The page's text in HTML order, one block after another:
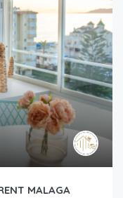
MALAGA